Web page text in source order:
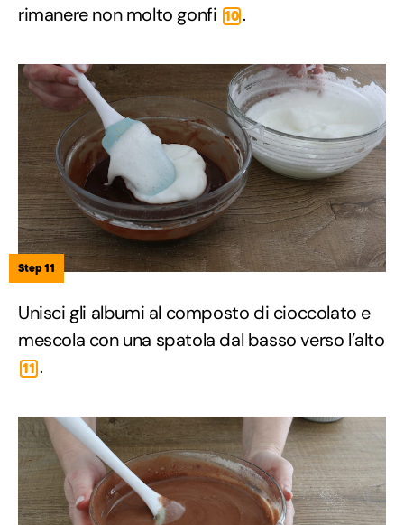
rimanere non molto gonfi 10 .
Step 11
Unisci gli albumi al composto di cioccolato e
mescola con una spatola dal basso verso l’alto
11 .